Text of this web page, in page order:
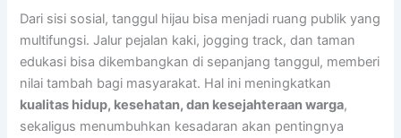
Dari sisi sosial, tanggul hijau bisa menjadi ruang publik yang
multifungsi. Jalur pejalan kaki, jogging track, dan taman
edukasi bisa dikembangkan di sepanjang tanggul, memberi
nilai tambah bagi masyarakat. Hal ini meningkatkan
kualitas hidup, kesehatan, dan kesejahteraan warga,
sekaligus menumbuhkan kesadaran akan pentingnya